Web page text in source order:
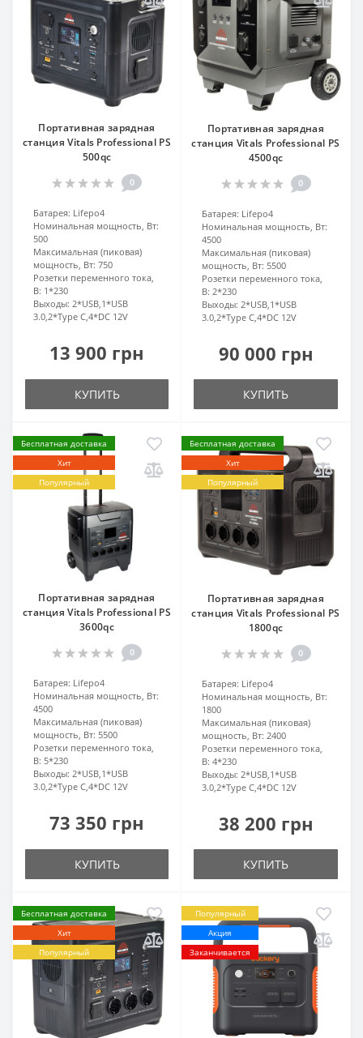
Портативная зарядная
станция Vitals Professional PS
500qc
0
Батарея: Lifepo4
Номинальная мощность, Вт:
500
Максимальная (пиковая)
мощность, Вт: 750
Розетки переменного тока,
В: 1*230
Выходы: 2*USB,1*USB
3.0,2*Type C,4*DC 12V
13 900 грн
КУПИТЬ
Портативная зарядная
станция Vitals Professional PS
4500qc
0
Батарея: Lifepo4
Номинальная мощность, Вт:
4500
Максимальная (пиковая)
мощность, Вт: 5500
Розетки переменного тока,
В: 2*230
Выходы: 2*USB,1*USB
3.0,2*Type C,4*DC 12V
90 000 грн
КУПИТЬ
Бесплатная доставка
Хит
Популярный
Портативная зарядная
станция Vitals Professional PS
3600qc
0
Батарея: Lifepo4
Номинальная мощность, Вт:
4500
Максимальная (пиковая)
мощность, Вт: 5500
Розетки переменного тока,
В: 5*230
Выходы: 2*USB,1*USB
3.0,2*Type C,4*DC 12V
73 350 грн
КУПИТЬ
Бесплатная доставка
Хит
Популярный
Портативная зарядная
станция Vitals Professional PS
1800qc
0
Батарея: Lifepo4
Номинальная мощность, Вт:
1800
Максимальная (пиковая)
мощность, Вт: 2400
Розетки переменного тока,
В: 4*230
Выходы: 2*USB,1*USB
3.0,2*Type C,4*DC 12V
38 200 грн
КУПИТЬ
Бесплатная доставка
Хит
Популярный
Популярный
Акция
Заканчивается